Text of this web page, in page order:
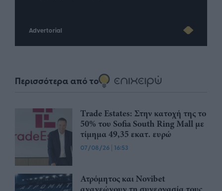
Advertorial
Περισσότερα από το
Trade Estates: Στην κατοχή της το
50% του Sofia South Ring Mall με
τίμημα 49,35 εκατ. ευρώ
07/08/26 | 16:53
Ατρόμητος και Novibet